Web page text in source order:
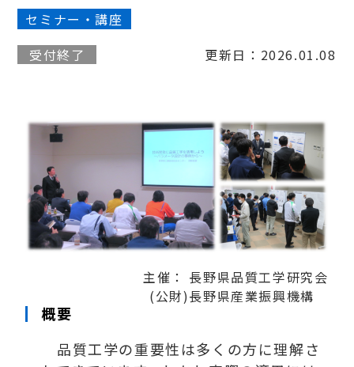
セミナー・講座
受付終了
更新日：2026.01.08
主催： 長野県品質工学研究会
(公財)長野県産業振興機構
概要
品質工学の重要性は多くの方に理解さ